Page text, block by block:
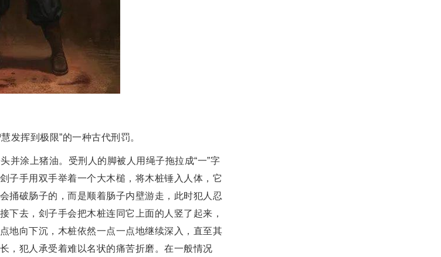
发挥到极限”的一种古代刑罚。
并涂上猪油。受刑人的脚被人用绳子拖拉成“一”字
子手用双手举着一个大木槌，将木桩锤入人体，它
捅破肠子的，而是顺着肠子内壁游走，此时犯人忍
下去，刽子手会把木桩连同它上面的人竖了起来，
地向下沉，木桩依然一点一点地继续深入，直至其
，犯人承受着难以名状的痛苦折磨。在一般情况